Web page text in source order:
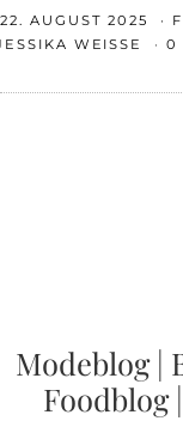
22. AUGUST 2025
WEISSE
0
Modeblog|
Foodblog|